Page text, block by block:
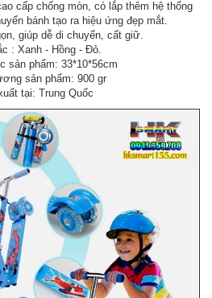
cấp chống mòn, có lắp thêm hệ thống
bánh tạo ra hiệu ứng đẹp mắt.
giúp dễ di chuyển, cất giữ.
: Xanh - Hồng - Đỏ.
sản phẩm: 33*10*56cm
sản phẩm: 900 gr
tại: Trung Quốc